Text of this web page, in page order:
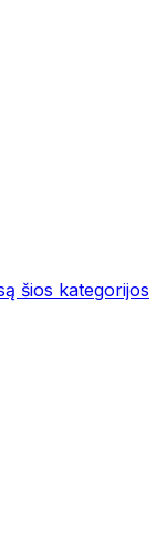
šios kategorijos